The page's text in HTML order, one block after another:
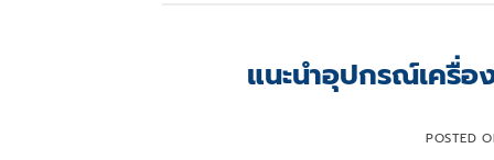
แนะนำอุปกรณ์เครื่
POSTED